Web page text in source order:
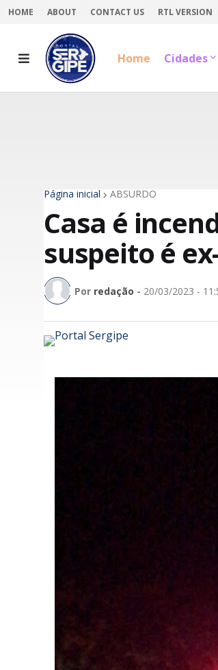
HOME ABOUT CONTACT US RTL VERSION
Home Cidades
Página inicial ABSURDO
Casa é
suspeito é
Por redação - 20/03/2023 -